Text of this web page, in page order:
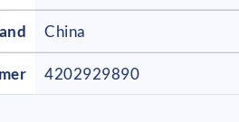
China
4202929890